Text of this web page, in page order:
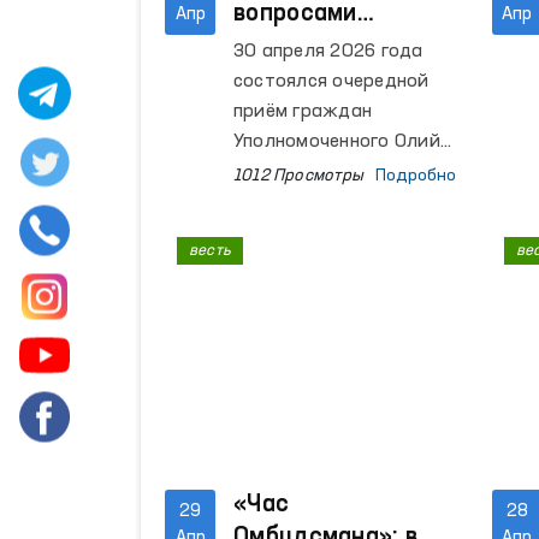
Апр
вопросами
граждане
обращаются к
Омбудсману?
30 апреля 2026 года
состоялся очередной
приём граждан
Уполномоченного Олий
Мажлиса по правам
ходе приёма были
1012 Просмотры Подробно
Апр
29
«Час
весть
28